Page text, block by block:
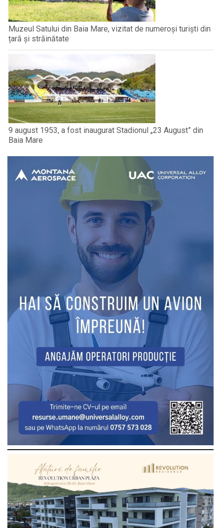
Muzeul Satului din Baia Mare, vizitat de numeroși turiști din
țară și străinătate
9 august 1953, a fost inaugurat Stadionul „23 August” din
Baia Mare